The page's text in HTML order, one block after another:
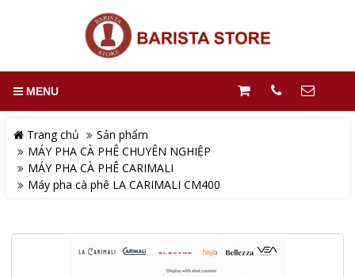
MENU
Trang chủ
Sản phẩm
MÁY PHA CÀ PHÊ CHUYÊN NGHIỆP
MÁY PHA CÀ PHÊ CARIMALI
Máy pha cà phê LA CARIMALI CM400